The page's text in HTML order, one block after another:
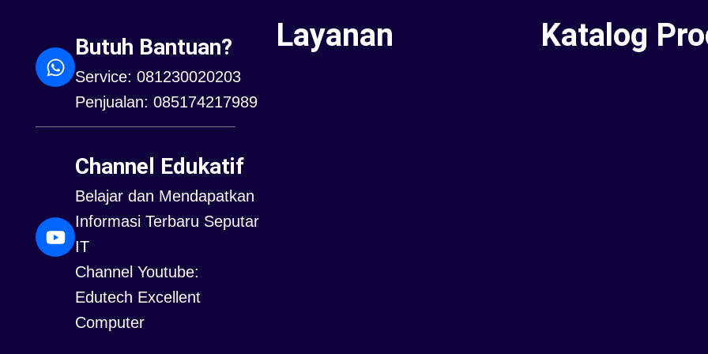
Butuh Bantuan?
Service: 081230020203
Penjualan: 085174217989
Channel Edukatif
Belajar dan Mendapatkan
Informasi Terbaru Seputar
IT
Channel Youtube:
Edutech Excellent
Computer
Layanan Katalog